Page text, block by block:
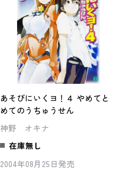
あそびにいくヨ！４ やめてと
めてのうちゅうせん
神野 オキナ
在庫無し
2004年08月25日発売